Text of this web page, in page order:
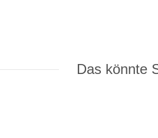
Das könnte